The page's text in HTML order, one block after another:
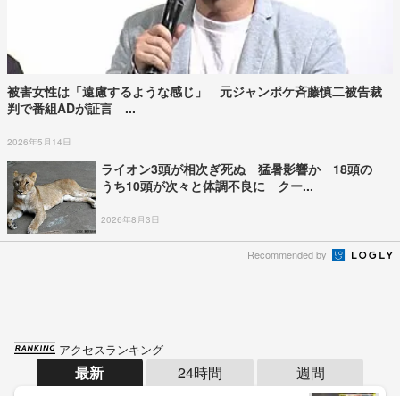
被害女性は「遠慮するような感じ」 元ジャンポケ斉藤慎二被告裁
判で番組ADが証言 ...
2026年5月14日
ライオン3頭が相次ぎ死ぬ 猛暑影響か 18頭の
うち10頭が次々と体調不良に クー...
2026年8月3日
Recommended by
アクセスランキング
最新 24時間 週間